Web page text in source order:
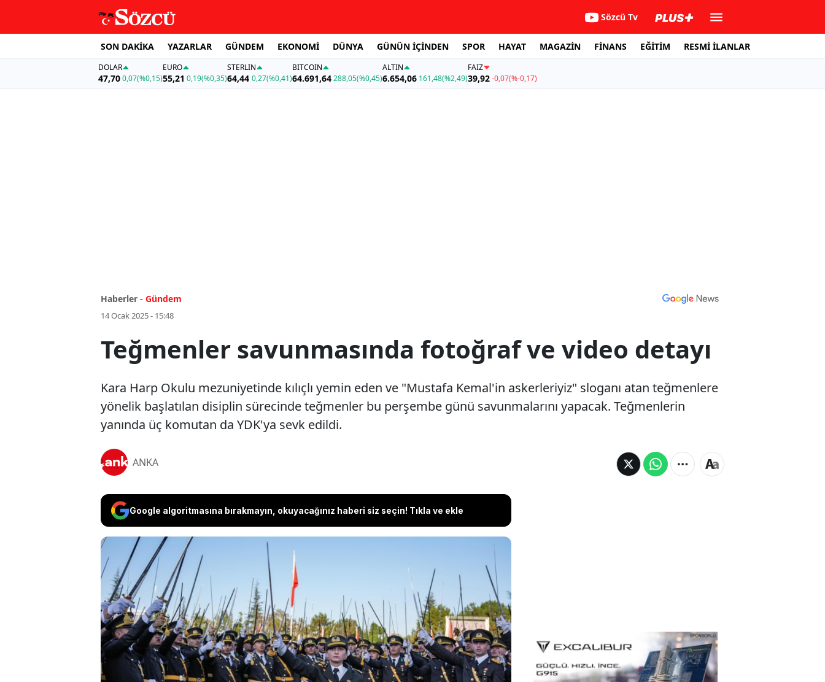
Sözcü Tv
SON DAKİKA YAZARLAR GÜNDEM EKONOMİ DÜNYA GÜNÜN İÇİNDEN SPOR HAYAT MAGAZİN FİNANS EĞİTİM RESMİ İLANLAR
DOLAR
47,700,07(%0,15)
EURO
55,21 0,19(%0,35)
STERLIN
64,44 0,27(%0,41)
BITCOIN
64.691,64288,05(%0,45)
ALTIN
6.654,06 161,48(%2,49)
FAİZ
39,92-0,07(%-0,17)
Haberler - Gündem
14 Ocak 2025 - 15:48
Teğmenler savunmasında fotoğraf ve video detayı
Kara Harp Okulu mezuniyetinde kılıçlı yemin eden ve "Mustafa Kemal'in askerleriyiz" sloganı atan teğmenlere
yönelik başlatılan disiplin sürecinde teğmenler bu perşembe günü savunmalarını yapacak. Teğmenlerin
yanında üç komutan da YDK'ya sevk edildi.
ANKA
Google algoritmasına bırakmayın, okuyacağınız haberi siz seçin! Tıkla ve ekle
Kara Harp Okulu mezuniyetinde kılıçlı yemin eden ve "Mustafa
Kemal'in askerleriyiz" sloganı atan teğmenlere yönelik başlatılan
disiplin sürecinde teğmenler bu perşembe günü savunmalarını
yapacak. Teğmenlerin yanında üç komutan da YDK'ya sevk edildi.